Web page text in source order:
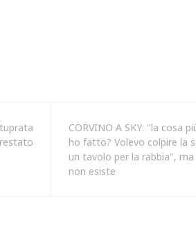
CORVINO A SKY: "la cosa
ho fatto? Volevo colpire la
un tavolo per la rabbia", ma
non esiste